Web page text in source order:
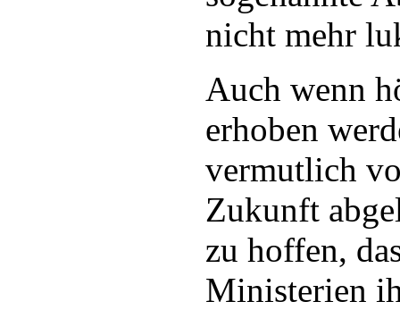
nicht mehr
Auch wenn
erhoben
vermutlich
Zukunft
zu hoffen,
Ministerien